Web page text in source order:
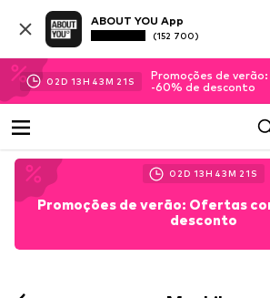
ABOUT YOU App
(152 700)
02D 13H 43M 19 S
Promoções de
-60% de desconto
02D 13H 43M 19 S
Promoções de verão: Ofertas
desconto